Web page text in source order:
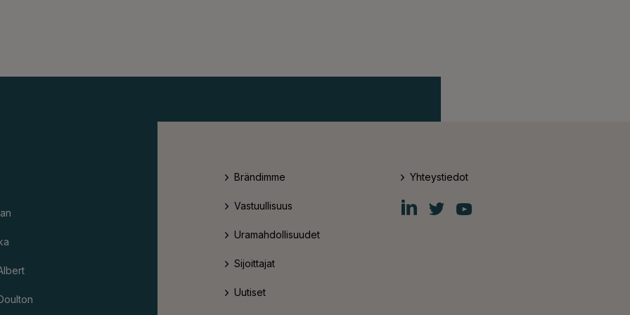
Brändimme
Vastuullisuus
Uramahdollisuudet
Sijoittajat
Uutiset
Yhteystiedot
Fiskars
Group
Fiskars
Group
Fiskars
Group